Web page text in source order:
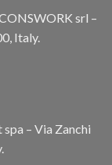
srl –
Italy.
– Via Zanchi